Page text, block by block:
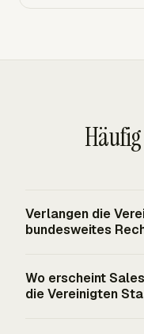
Verlangen die
bundesweites
keinem
Rechnungsformular.
Wo erscheint
die Vereinigten